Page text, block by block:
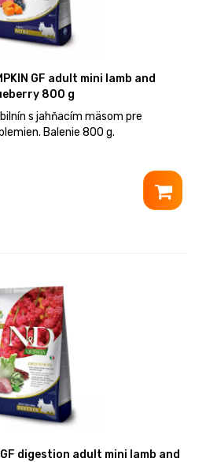
GF adult mini lamb and
800 g
s jahňacím mäsom pre
Balenie 800 g.
GF digestion adult mini lamb and